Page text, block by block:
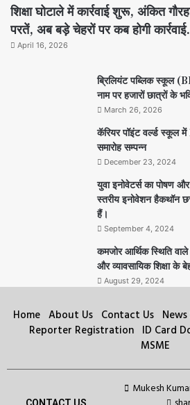
शिक्षा घोटाले में कार्रवाई शुरू, अंकित
परतें, अब बड़े चेहरों पर कब होगी
April 16, 2026
ब्रिलियंट पब्लिक स्कूल
नाम पर हजारों छात्रों के
March 26, 2026
कॅरियर पॉइंट वर्ल्ड स्कूल में
समारोह सम्पन्न
December 23, 2024
युवा इनोवेटर्स का पोषण
स्तरीय इनोवेशन हैकथॉन
हैं।
September 4, 2024
कमजोर आर्थिक स्थिति वाले
और व्यावसायिक शिक्षा के
August 29, 2024
Home About Us Contact Us
Reporter Registration ID Card
MSME
Mukesh